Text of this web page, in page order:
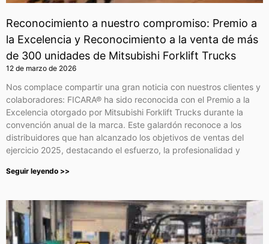
Reconocimiento a nuestro compromiso: Premio a
la Excelencia y Reconocimiento a la venta de más
de 300 unidades de Mitsubishi Forklift Trucks
12 de marzo de 2026
Nos complace compartir una gran noticia con nuestros clientes y
colaboradores: FICARA® ha sido reconocida con el Premio a la
Excelencia otorgado por Mitsubishi Forklift Trucks durante la
convención anual de la marca. Este galardón reconoce a los
distribuidores que han alcanzado los objetivos de ventas del
ejercicio 2025, destacando el esfuerzo, la profesionalidad y
Seguir leyendo >>